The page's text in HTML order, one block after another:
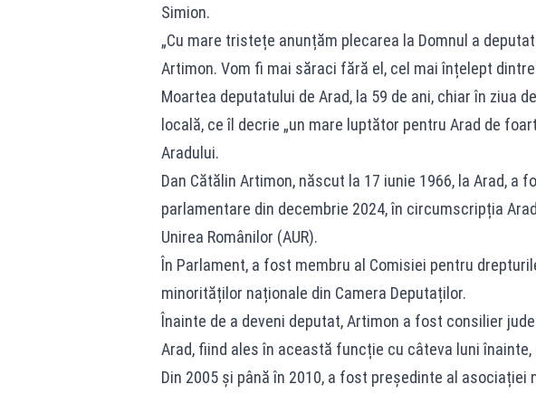
Simion.
„Cu mare tristețe anunțăm plecarea la Domnul a
Artimon. Vom fi mai săraci fără el, cel mai înțelept
Moartea deputatului de Arad, la 59 de ani, chiar în ziua
locală, ce îl decrie „un mare luptător pentru Arad de
Aradului.
Dan Cătălin Artimon, născut la 17 iunie 1966, la Arad, a
parlamentare din decembrie 2024, în circumscripția
Unirea Românilor (AUR).
În Parlament, a fost membru al Comisiei pentru
minorităților naționale din Camera Deputaților.
Înainte de a deveni deputat, Artimon a fost consilier
Arad, fiind ales în această funcție cu câteva luni
Din 2005 și până în 2010, a fost președinte al asociației